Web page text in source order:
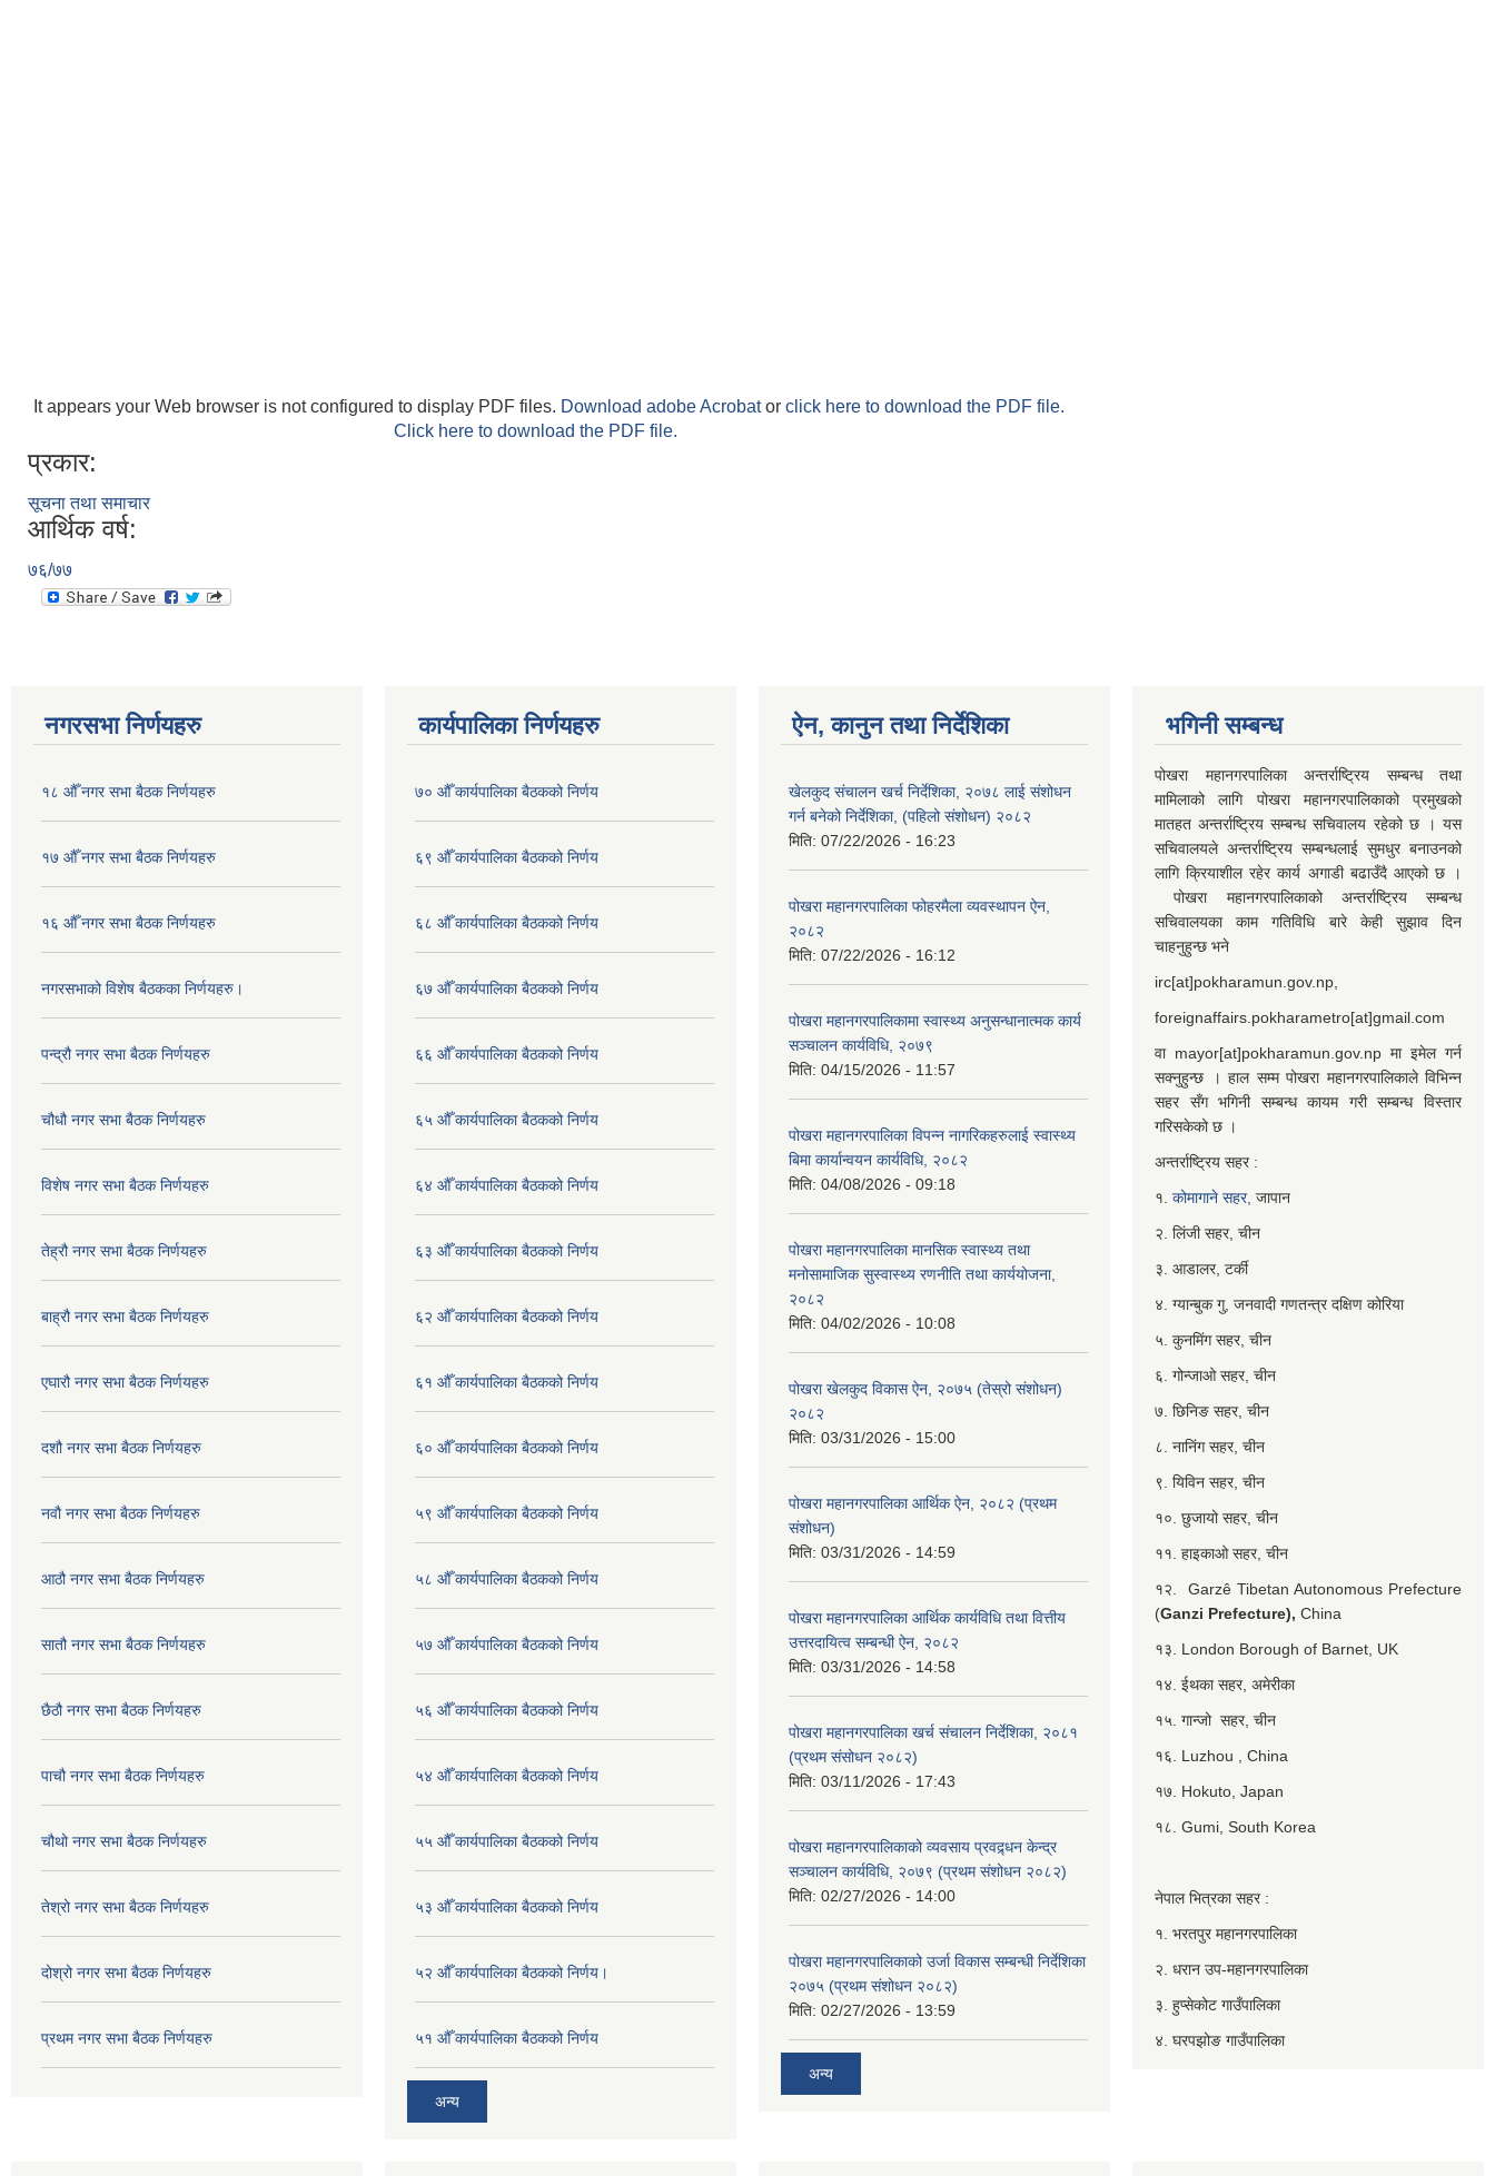
It appears your Web browser is not configured to display PDF files. Download adobe Acrobator click here to download the PDF file.
Click here to download the PDF file.
प्रकार:
सूचना तथा समाचार
आर्थिक वर्ष:
७६/७७
नगरसभा निर्णयहरु
१८ औँ नगर सभा बैठक निर्णयहरु
१७ औँ नगर सभा बैठक निर्णयहरु
१६ औँ नगर सभा बैठक निर्णयहरु
नगरसभाको विशेष बैठकका निर्णयहरु।
पन्द्रौ नगर सभा बैठक निर्णयहरु
चौधौ नगर सभा बैठक निर्णयहरु
विशेष नगर सभा बैठक निर्णयहरु
तेह्रौ नगर सभा बैठक निर्णयहरु
बाह्रौ नगर सभा बैठक निर्णयहरु
एघारौ नगर सभा बैठक निर्णयहरु
दशौ नगर सभा बैठक निर्णयहरु
नवौ नगर सभा बैठक निर्णयहरु
आठौ नगर सभा बैठक निर्णयहरु
सातौ नगर सभा बैठक निर्णयहरु
छैठौ नगर सभा बैठक निर्णयहरु
पाचौ नगर सभा बैठक निर्णयहरु
चौथो नगर सभा बैठक निर्णयहरु
तेश्रो नगर सभा बैठक निर्णयहरु
दोश्रो नगर सभा बैठक निर्णयहरु
प्रथम नगर सभा बैठक निर्णयहरु
कार्यपालिका निर्णयहरु
७० औँ कार्यपालिका बैठकको निर्णय
६९ औँ कार्यपालिका बैठकको निर्णय
६८ औँ कार्यपालिका बैठकको निर्णय
६७ औँ कार्यपालिका बैठकको निर्णय
६६ औँ कार्यपालिका बैठकको निर्णय
६५ औँ कार्यपालिका बैठकको निर्णय
६४ औँ कार्यपालिका बैठकको निर्णय
६३ औँ कार्यपालिका बैठकको निर्णय
६२ औँ कार्यपालिका बैठकको निर्णय
६१ औँ कार्यपालिका बैठकको निर्णय
६० औँ कार्यपालिका बैठकको निर्णय
५९ औँ कार्यपालिका बैठकको निर्णय
५८ औँ कार्यपालिका बैठकको निर्णय
५७ औँ कार्यपालिका बैठकको निर्णय
५६ औँ कार्यपालिका बैठकको निर्णय
५४ औँ कार्यपालिका बैठकको निर्णय
५५ औँ कार्यपालिका बैठकको निर्णय
५३ औँ कार्यपालिका बैठकको निर्णय
५२ औँ कार्यपालिका बैठकको निर्णय।
५१ औँ कार्यपालिका बैठकको निर्णय
अन्य
ऐन, कानुन तथा निर्देशिका
खेलकुद संचालन खर्च निर्देशिका, २०७८ लाई संशोधन
गर्न बनेको निर्देशिका, (पहिलो संशोधन) २०८२
मिति: 07/22/2026 - 16:23
पोखरा महानगरपालिका फोहरमैला व्यवस्थापन ऐन,
२०८२
मिति: 07/22/2026 - 16:12
पोखरा महानगरपालिकामा स्वास्थ्य अनुसन्धानात्मक कार्य
सञ्चालन कार्यविधि, २०७९
मिति: 04/15/2026 - 11:57
पोखरा महानगरपालिका विपन्न नागरिकहरुलाई स्वास्थ्य
बिमा कार्यान्वयन कार्यविधि, २०८२
मिति: 04/08/2026 - 09:18
पोखरा महानगरपालिका मानसिक स्वास्थ्य तथा
मनोसामाजिक सुस्वास्थ्य रणनीति तथा कार्ययोजना,
२०८२
मिति: 04/02/2026 - 10:08
पोखरा खेलकुद विकास ऐन, २०७५ (तेस्रो संशोधन)
२०८२
मिति: 03/31/2026 - 15:00
पोखरा महानगरपालिका आर्थिक ऐन, २०८२ (प्रथम
संशोधन)
मिति: 03/31/2026 - 14:59
पोखरा महानगरपालिका आर्थिक कार्यविधि तथा वित्तीय
उत्तरदायित्व सम्बन्धी ऐन, २०८२
मिति: 03/31/2026 - 14:58
पोखरा महानगरपालिका खर्च संचालन निर्देशिका, २०८१
(प्रथम संसोधन २०८२)
मिति: 03/11/2026 - 17:43
पोखरा महानगरपालिकाको व्यवसाय प्रवद्र्धन केन्द्र
सञ्चालन कार्यविधि, २०७९ (प्रथम संशोधन २०८२)
मिति: 02/27/2026 - 14:00
पोखरा महानगरपालिकाको उर्जा विकास सम्बन्धी निर्देशिका
२०७५ (प्रथम संशोधन २०८२)
मिति: 02/27/2026 - 13:59
अन्य
भगिनी सम्बन्ध
पोखरा महानगरपालिका अन्तर्राष्ट्रिय सम्बन्ध तथा
मामिलाको लागि पोखरा महानगरपालिकाको प्रमुखको
मातहत अन्तर्राष्ट्रिय सम्बन्ध सचिवालय रहेको छ । यस
सचिवालयले अन्तर्राष्ट्रिय सम्बन्धलाई सुमधुर बनाउनको
लागि क्रियाशील रहेर कार्य अगाडी बढाउँदै आएको छ ।
पोखरा महानगरपालिकाको अन्तर्राष्ट्रिय सम्बन्ध
सचिवालयका काम गतिविधि बारे केही सुझाव दिन
चाहनुहुन्छ भने
irc[at]pokharamun.gov.np,
foreignaffairs.pokharametro[at]gmail.com
वा mayor[at]pokharamun.gov.np मा इमेल गर्न
सक्नुहुन्छ । हाल सम्म पोखरा महानगरपालिकाले विभिन्न
सहर सँग भगिनी सम्बन्ध कायम गरी सम्बन्ध विस्तार
गरिसकेको छ ।
अन्तर्राष्ट्रिय सहर :
१. कोमागाने सहर, जापान
२. लिंजी सहर, चीन
३. आडालर, टर्की
४. ग्यान्बुक गु, जनवादी गणतन्त्र दक्षिण कोरिया
५. कुनमिंग सहर, चीन
६. गोन्जाओ सहर, चीन
७. छिनिङ सहर, चीन
८. नानिंग सहर, चीन
९. यिविन सहर, चीन
१०. छुजायो सहर, चीन
११. हाइकाओ सहर, चीन
१२. Garzê Tibetan Autonomous Prefecture
(Ganzi Prefecture), China
१३. London Borough of Barnet, UK
१४. ईथका सहर, अमेरीका
१५. गान्जो सहर, चीन
१६. Luzhou , China
१७. Hokuto, Japan
१८. Gumi, South Korea
नेपाल भित्रका सहर :
१. भरतपुर महानगरपालिका
२. धरान उप-महानगरपालिका
३. हुप्सेकोट गाउँपालिका
४. घरपझोङ गाउँपालिका